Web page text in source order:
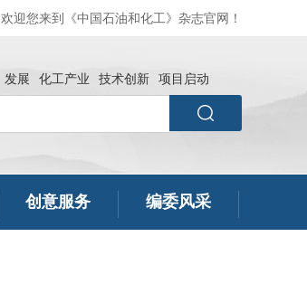
欢迎您来到《中国石油和化工》杂志官网！
发展 化工产业 技术创新 项目启动
创意服务 编委风采